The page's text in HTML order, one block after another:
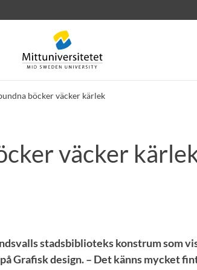
böcker väcker kärlek
jobb väcker
stadsbiblioteks konstrum som
Grafisk design. – Det känns mycket